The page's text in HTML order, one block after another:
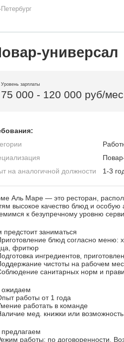
универсал
Уровень зарплаты
75 000 - 120 000 руб/мес
на аналогичной должности
1-3
Аль Маре — это ресторан,
высокое качество блюд и
к безупречному уровню
предстоит заниматься
блюд согласно меню:
фритюр
ингредиентов,
чистоты на рабочем
санитарных норм и
работы от 1 года
работать в команде
мед. книжки или
работы: по договоренности.